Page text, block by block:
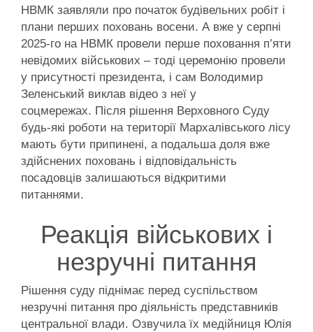
НВМК заявляли про початок будівельних робіт і
плани перших поховань восени. А вже у серпні
2025-го на НВМК провели перше поховання п’яти
невідомих військових – тоді церемонію провели
у присутності президента, і сам Володимир
Зеленський виклав відео з неї у
соцмережах. Після рішення Верховного Суду
будь-які роботи на території Мархалівського лісу
мають бути припинені, а подальша доля вже
здійснених поховань і відповідальність
посадовців залишаються відкритими
питаннями.
Реакція військових і
незручні питання
Рішення суду піднімає перед суспільством
незручні питання про діяльність представників
центральної влади. Озвучила їх медійниця Юлія